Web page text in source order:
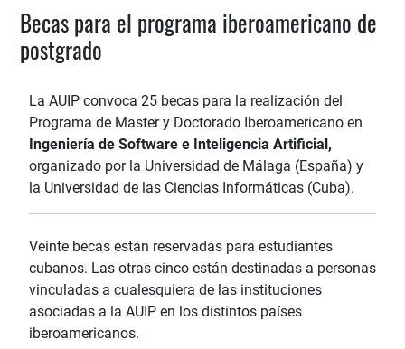
Becas para el programa iberoamericano de
postgrado
La AUIP convoca 25 becas para la realización del
Programa de Master y Doctorado Iberoamericano en
Ingeniería de Software e Inteligencia Artificial,
organizado por la Universidad de Málaga (España) y
la Universidad de las Ciencias Informáticas (Cuba).
Veinte becas están reservadas para estudiantes
cubanos. Las otras cinco están destinadas a personas
vinculadas a cualesquiera de las instituciones
asociadas a la AUIP en los distintos países
iberoamericanos.